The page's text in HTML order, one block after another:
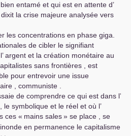
entamé et qui est en attente d’
la crise majeure analysée vers
les concentrations en phase giga.
de cibler le signifiant
argent et la création monétaire au
sans frontières , est
pour entrevoir une issue
, communiste .
de comprendre ce qui est dans l’
le symbolique et le réel et où l’
ces « mains sales» se place , se
en permanence le capitalisme